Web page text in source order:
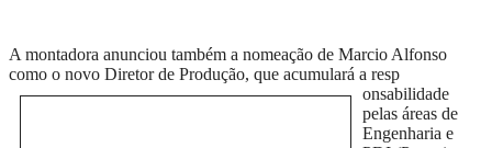
A montadora anunciou também a nomeação de Marcio Alfonso
como o novo Diretor de Produção, que acumulará a resp
onsabilidade
pelas áreas de
Engenharia e